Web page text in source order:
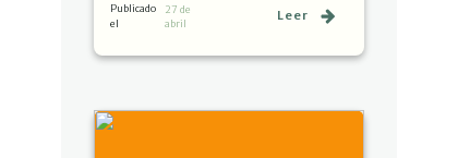
Publicado
el
27 de
abril
Leer